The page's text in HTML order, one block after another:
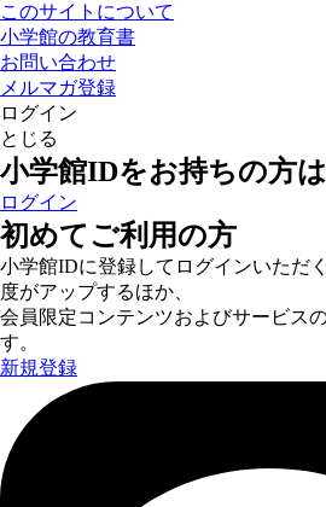
このサイトについて
小学館の教育書
お問い合わせ
メルマガ登録
ログイン
とじる
小学館IDをお持ちの方
ログイン
初めてご利用の方
小学館IDに登録してログインいただ
度がアップするほか、
会員限定コンテンツおよびサービス
す。
新規登録